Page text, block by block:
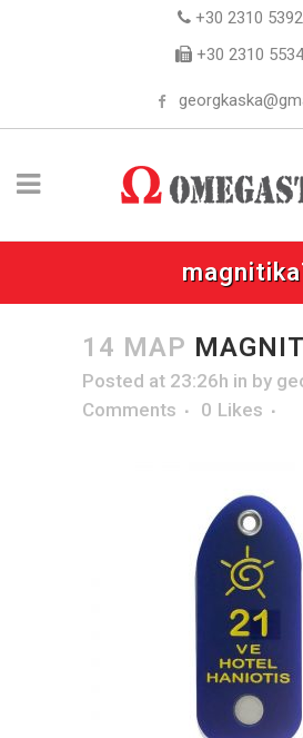
+30 2310
+30 2310
14 ΜΑΡ
Posted at 23:26h in by
Comments
0 Likes